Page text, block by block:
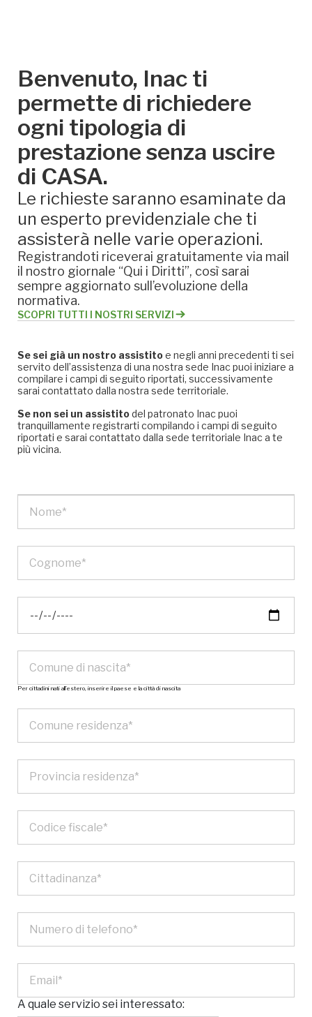
Benvenuto, Inac ti
permette di richiedere
ogni tipologia di
prestazione senza uscire
di CASA.
Le richieste saranno esaminate da
un esperto previdenziale che ti
assisterà nelle varie operazioni.
Registrandoti riceverai gratuitamente via mail
il nostro giornale “Qui i Diritti”, così sarai
sempre aggiornato sull’evoluzione della
normativa.
SCOPRI TUTTI I NOSTRI SERVIZI
Se sei già un nostro assistitoe negli anni precedenti ti sei
servito dell’assistenza di una nostra sede Inac puoi iniziare a
compilare i campi di seguito riportati, successivamente
sarai contattato dalla nostra sede territoriale.
Se non sei un assistitodel patronato Inac puoi
tranquillamente registrarti compilando i campi di seguito
riportati e sarai contattato dalla sede territoriale Inac a te
più vicina.
Per cittadini nati all’estero, inserire il paese e la città di nascita
A quale servizio sei interessato: